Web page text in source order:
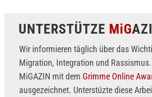
UNTERSTÜTZE MiG
Wir informieren täglich über das
Migration, Integration und
MiGAZIN mit dem Grimme Online
ausgezeichnet. Unterstüzte diese